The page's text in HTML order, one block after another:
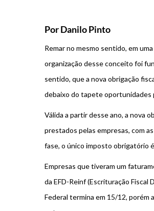
Por Danilo Pinto
Remar no mesmo sentido, em
organização desse conceito foi
sentido, que a nova obrigação
debaixo do tapete oportunidades
Válida a partir desse ano, a nova
prestados pelas empresas, com
fase, o único imposto obrigatório
Empresas que tiveram um
da EFD-Reinf (Escrituração
Federal termina em 15/12, porém